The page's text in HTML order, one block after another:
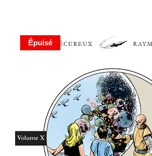
Épuisé